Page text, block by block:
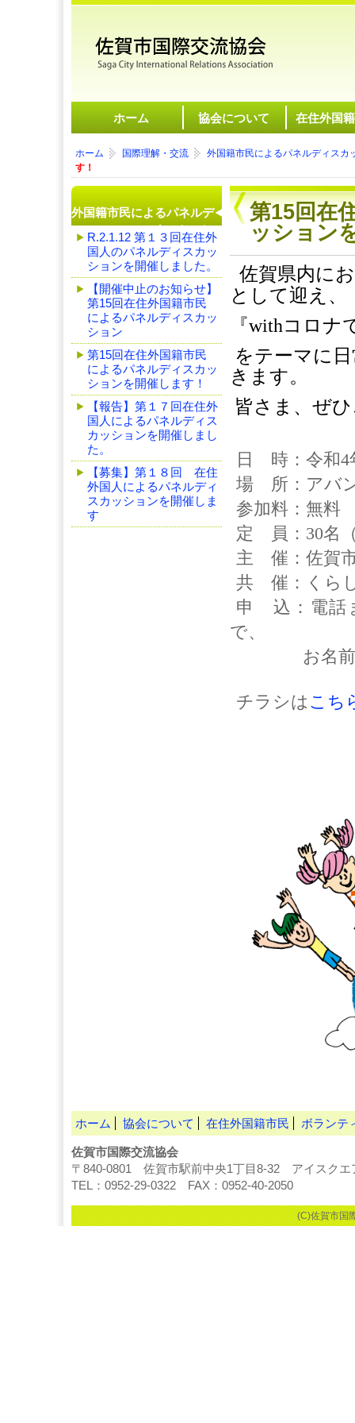
ホーム 協会について 在住外国
ホーム 国際理解・交流
外国籍市民によるパネルディスカ
す！
第15回在
ッション
佐賀県内に
として迎え、
『withコロ
をテーマに
きます。
皆さま、ぜ
日 時：令和4
場 所：アバ
参加料：無料
定 員：30名
主 催：佐賀
共 催：くら
申 込：電話
で、
お名前と
チラシは こち
外国籍市民によるパネルデ
ィスカッション
R.2.1.12 第１３回在住外
国人のパネルディスカッ
ションを開催しました。
【開催中止のお知らせ】
第15回在住外国籍市民
によるパネルディスカッ
ション
第15回在住外国籍市民
によるパネルディスカッ
ションを開催します！
【報告】第１７回在住外
国人によるパネルディス
カッションを開催しまし
た。
【募集】第１８回 在住
外国人によるパネルディ
スカッションを開催しま
す
ホーム 協会について 在住外国籍市民 ボランテ
佐賀市国際交流協会
〒840-0801 佐賀市駅前中央1丁目8-32 アイスクエ
TEL：0952-29-0322 FAX：0952-40-2050
(C)佐賀市国